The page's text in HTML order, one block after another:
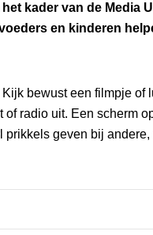
kader van de Media
en kinderen
Kijk bewust een filmpje of
radio uit. Een scherm
geven bij